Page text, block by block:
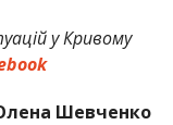
у Кривому
Шевченко